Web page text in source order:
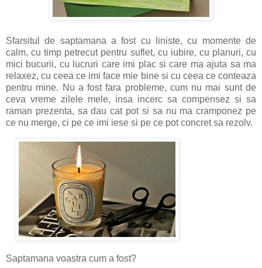
Sfarsitul de saptamana a fost cu liniste, cu momente de
calm, cu timp petrecut pentru suflet, cu iubire, cu planuri, cu
mici bucurii, cu lucruri care imi plac si care ma ajuta sa ma
relaxez, cu ceea ce imi face mie bine si cu ceea ce conteaza
pentru mine. Nu a fost fara probleme, cum nu mai sunt de
ceva vreme zilele mele, insa incerc sa compensez si sa
raman prezenta, sa dau cat pot si sa nu ma cramponez pe
ce nu merge, ci pe ce imi iese si pe ce pot concret sa rezolv.
Saptamana voastra cum a fost?